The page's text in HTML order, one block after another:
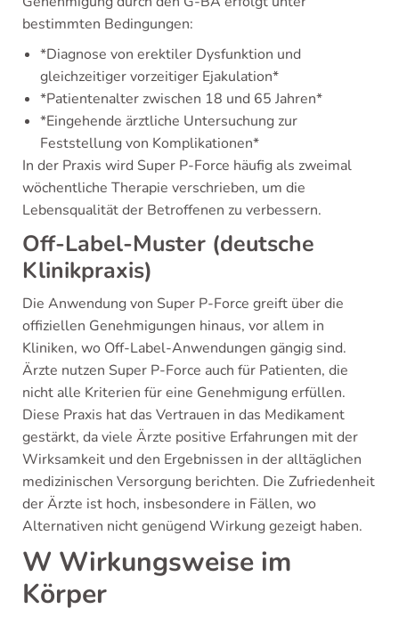
bestimmten Bedingungen:
*Diagnose von erektiler Dysfunktion und
gleichzeitiger vorzeitiger Ejakulation*
*Patientenalter zwischen 18 und 65 Jahren*
*Eingehende ärztliche Untersuchung zur
Feststellung von Komplikationen*
In der Praxis wird Super P-Force häufig als zweimal
wöchentliche Therapie verschrieben, um die
Lebensqualität der Betroffenen zu verbessern.
Off-Label-Muster (deutsche
Klinikpraxis)
Die Anwendung von Super P-Force greift über die
offiziellen Genehmigungen hinaus, vor allem in
Kliniken, wo Off-Label-Anwendungen gängig sind.
Ärzte nutzen Super P-Force auch für Patienten, die
nicht alle Kriterien für eine Genehmigung erfüllen.
Diese Praxis hat das Vertrauen in das Medikament
gestärkt, da viele Ärzte positive Erfahrungen mit der
Wirksamkeit und den Ergebnissen in der alltäglichen
medizinischen Versorgung berichten. Die Zufriedenheit
der Ärzte ist hoch, insbesondere in Fällen, wo
Alternativen nicht genügend Wirkung gezeigt haben.
W Wirkungsweise im
Körper